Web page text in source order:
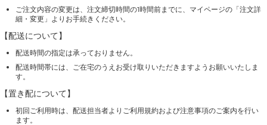
ご注文内容の変更は、注文締切時間の1時間前までに、マイページの「注文詳
細・変更」よりお手続きください。
【配送について】
配送時間の指定は承っておりません。
配送時間帯には、ご在宅のうえお受け取りいただきますようお願いいたしま
す。
【置き配について】
初回ご利用時は、配送担当者よりご利用規約および注意事項のご案内を行い
ます。